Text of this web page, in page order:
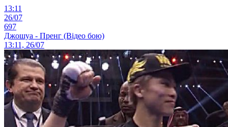
13:11
26/07
697
Джошуа - Пренг (Відео бою)
13:11, 26/07